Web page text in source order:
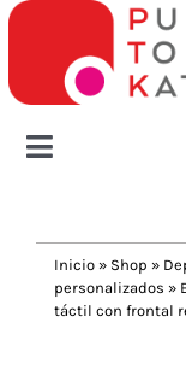
Saltar
contenido
Toggle
Tazas y botellas
Inicio » Shop »
personalizados »
táctil con frontal